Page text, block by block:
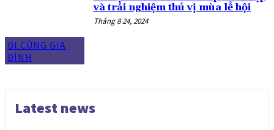
ĐI CÙNG GIA
ĐÌNH
và trải nghiệm thú vị mùa lễ hội
Tháng 8 24, 2024
Latest news